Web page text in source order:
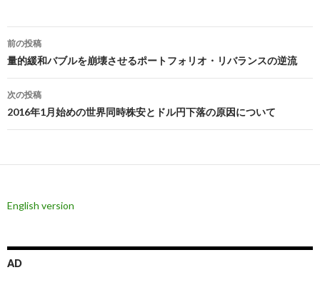
投
稿
ナ
ビ
ゲ
ー
ョ
前の投稿
量的緩和バブルを崩壊させるポートフォリオ・リバランスの逆流
次の投稿
2016年1月始めの世界同時株安とドル円下落の原因について
English version
AD